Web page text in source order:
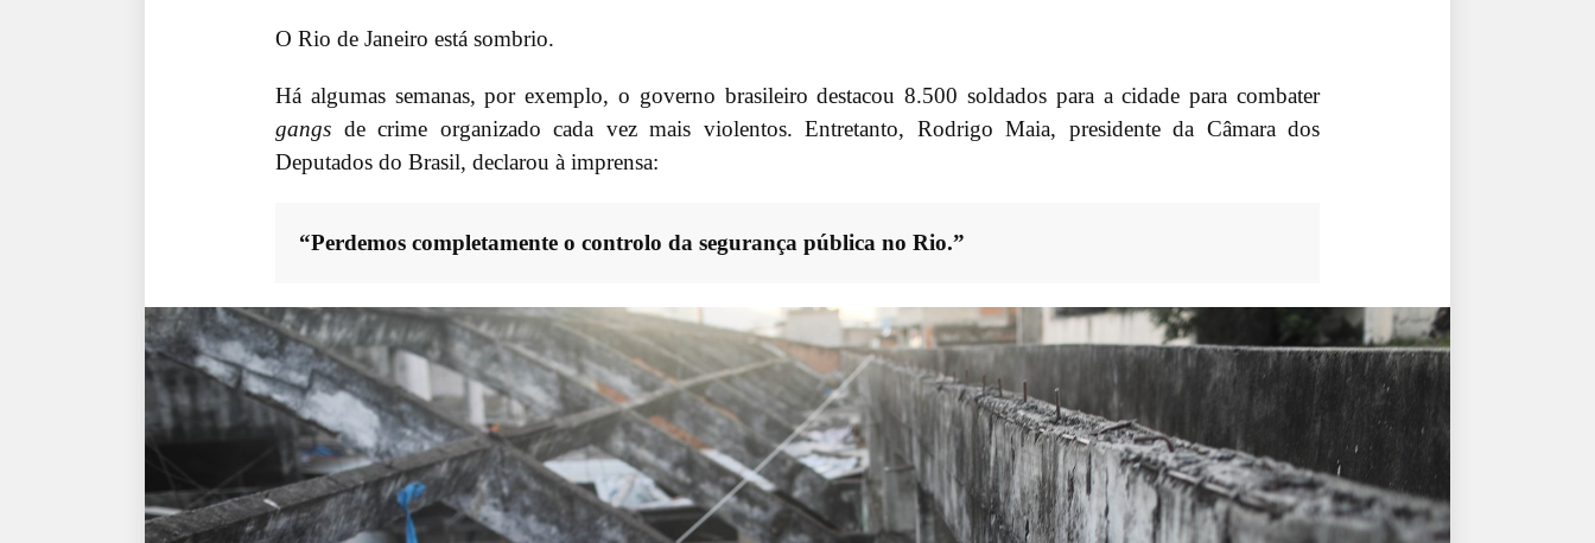
O Rio de Janeiro está sombrio.
Há algumas semanas, por exemplo, o governo brasileiro destacou 8.500 soldados para a cidade para combater
gangs de crime organizado cada vez mais violentos. Entretanto, Rodrigo Maia, presidente da Câmara dos
Deputados do Brasil, declarou à imprensa:
“Perdemos completamente o controlo da segurança pública no Rio.”